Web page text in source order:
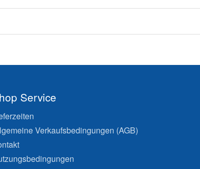
Service
Verkaufsbedingungen (AGB)